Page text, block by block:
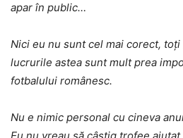
apar în public…
Nici eu nu sunt cel mai corect,
lucrurile astea sunt mult prea
fotbalului românesc.
Nu e nimic personal cu cineva